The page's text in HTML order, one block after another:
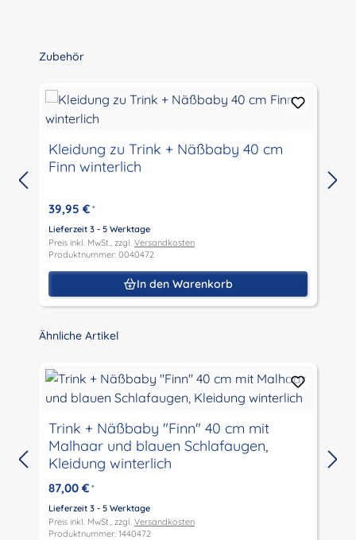
Produktgalerie überspringen
Zubehör
Kleidung zu Trink + Näßbaby 40 cm
Finn winterlich
39,95 € *
Lieferzeit 3 - 5 Werktage
Preis inkl. MwSt., zzgl. Versandkosten
Produktnummer: 0040472
In den Warenkorb
Produktgalerie überspringen
Ähnliche Artikel
Trink + Näßbaby "Finn" 40 cm mit
Malhaar und blauen Schlafaugen,
Kleidung winterlich
87,00 € *
Lieferzeit 3 - 5 Werktage
Preis inkl. MwSt., zzgl. Versandkosten
Produktnummer: 1440472